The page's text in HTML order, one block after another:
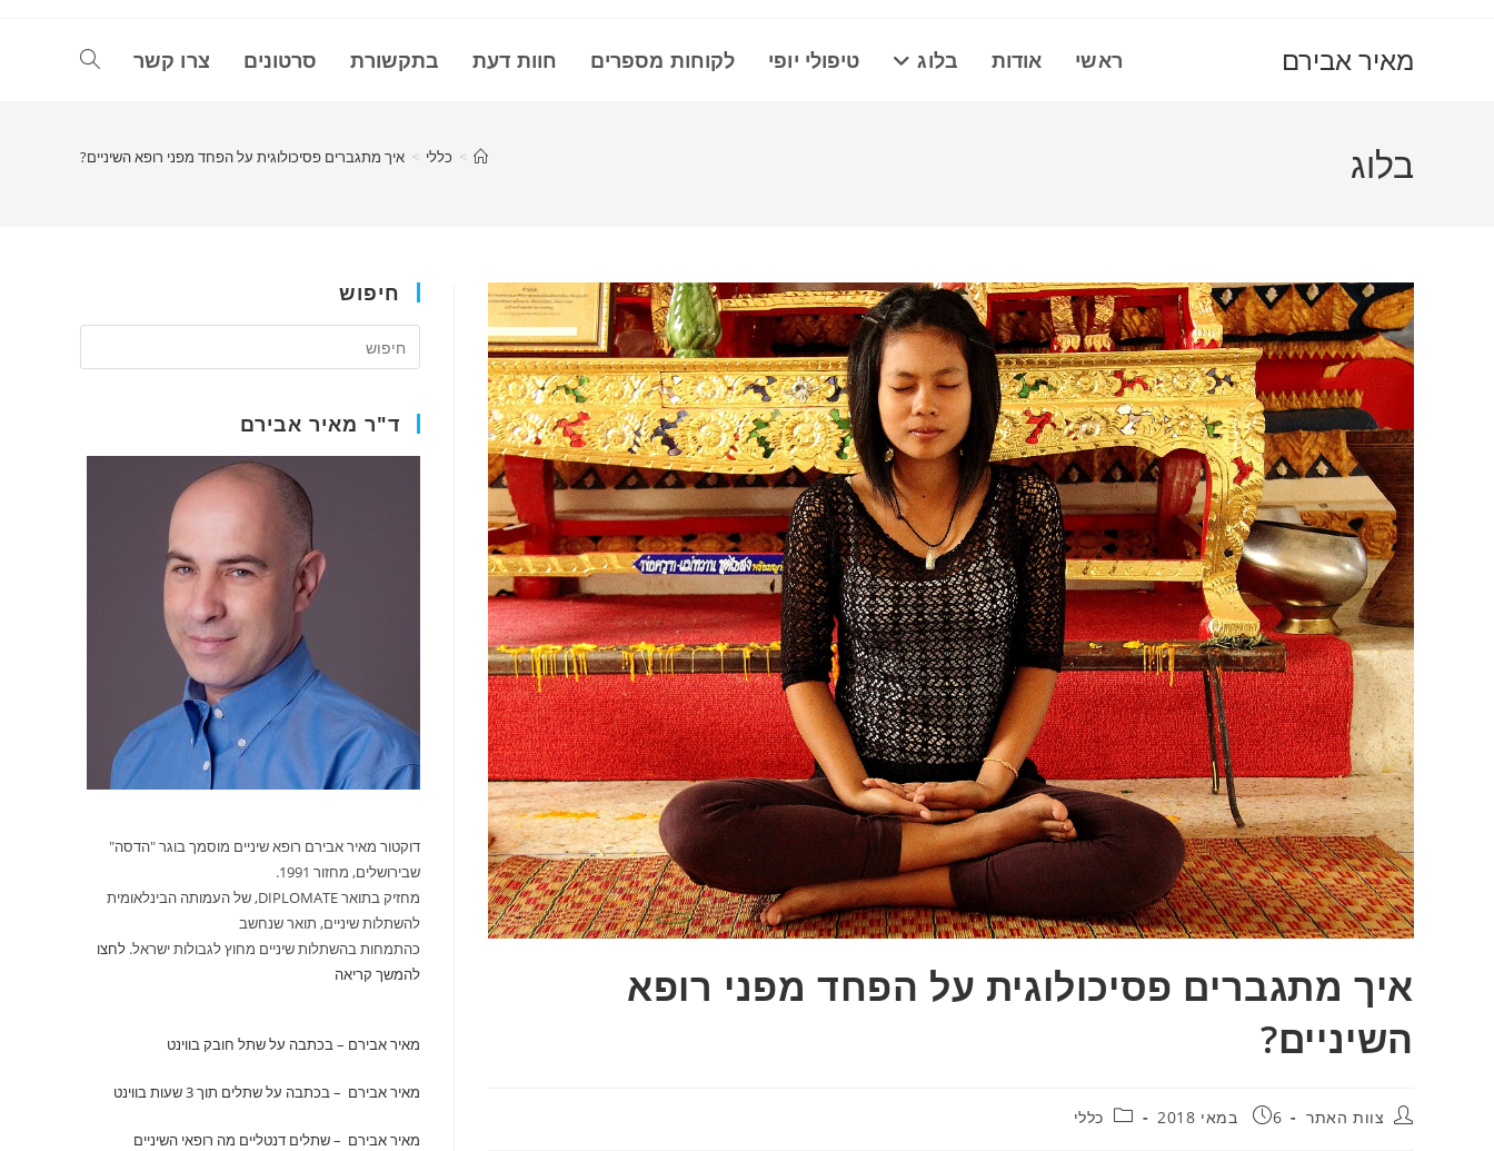
מאיר אבירם ראשי אודות בלוג טיפולי יופי לקוחות מספרים חוות דעת בתקשורת סרטונים צרו קשר Toggle
בלוג > כללי > איך מתגברים פסיכולוגית על הפחד מפני רופא השיניים?
איך מתגברים פסיכולוגית על הפחד מפני רופא
השיניים?
מחבר:
צוות האתר פורסם: 6 במאי 2018 קטגוריה:
כללי
חיפוש
ד"ר מאיר אבירם
דוקטור מאיר אבירם רופא שיניים מוסמך בוגר "הדסה"
שבירושלים, מחזור 1991.
מחזיק בתואר DIPLOMATE, של העמותה הבינלאומית
להשתלות שיניים, תואר שנחשב
כהתמחות בהשתלות שיניים מחוץ לגבולות ישראל. לחצו
להמשך קריאה
מאיר אבירם – בכתבה על שתל חובקבווינט
מאיר אבירם – בכתבה על שתלים תוך 3 שעות בווינט
מאיר אבירם – שתלים דנטליים מה רופאי השיניים